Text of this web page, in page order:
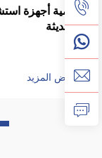
الحديثة
عرض المزيد